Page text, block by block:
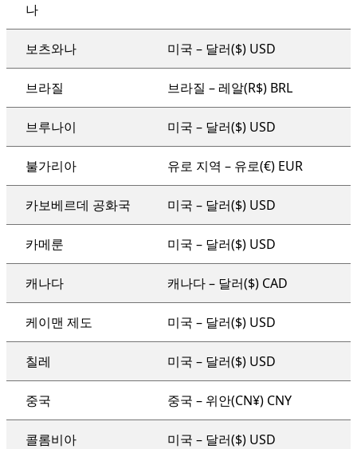
나
보츠와나 미국 – 달러($) USD
브라질 브라질 – 레알(R$) BRL
브루나이 미국 – 달러($) USD
불가리아 유로 지역 – 유로(€) EUR
카보베르데 공화국 미국 – 달러($) USD
카메룬 미국 – 달러($) USD
캐나다 캐나다 – 달러($) CAD
케이맨 제도 미국 – 달러($) USD
칠레 미국 – 달러($) USD
중국 중국 – 위안(CN¥) CNY
콜롬비아 미국 – 달러($) USD